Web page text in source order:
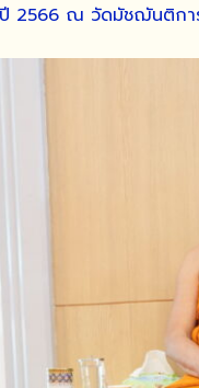
ปี 2566 ณ วัดมัชฌันติกา